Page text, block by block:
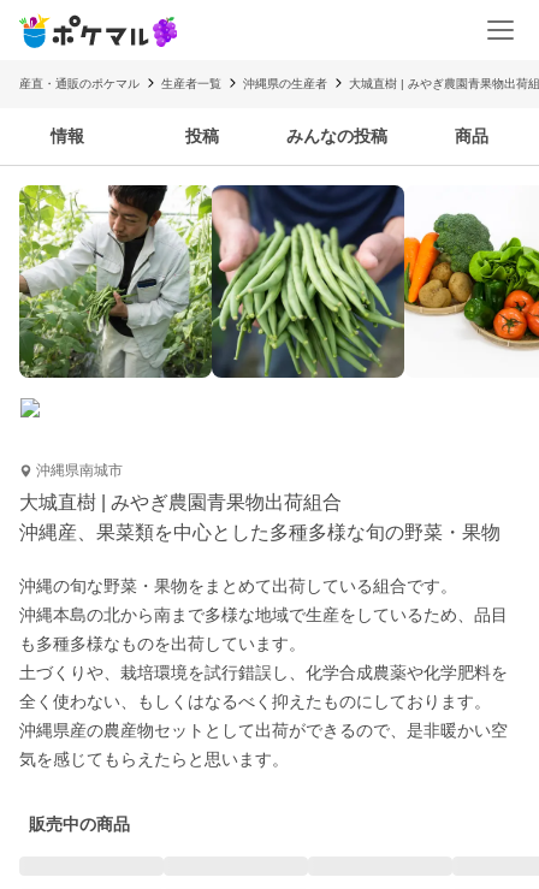
産直・通販のポケマル 生産者一覧 沖縄県の生産者 大城直樹 | みやぎ農園青果物出荷
情報 投稿 みんなの投稿 商品
沖縄県南城市
大城直樹 | みやぎ農園青果物出荷組合
沖縄産、果菜類を中心とした多種多様な旬の野菜・果物
沖縄の旬な野菜・果物をまとめて出荷している組合です。
沖縄本島の北から南まで多様な地域で生産をしているため、品目
も多種多様なものを出荷しています。
土づくりや、栽培環境を試行錯誤し、化学合成農薬や化学肥料を
全く使わない、もしくはなるべく抑えたものにしております。
沖縄県産の農産物セットとして出荷ができるので、是非暖かい空
気を感じてもらえたらと思います。
販売中の商品